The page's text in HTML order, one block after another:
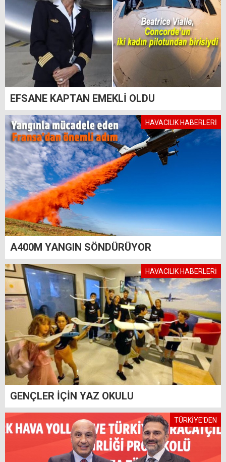
EFSANE KAPTAN EMEKLİ OLDU
HAVACILIK HABERLERİ
A400M YANGIN SÖNDÜRÜYOR
HAVACILIK HABERLERİ
GENÇLER İÇİN YAZ OKULU
TÜRKİYE'DEN